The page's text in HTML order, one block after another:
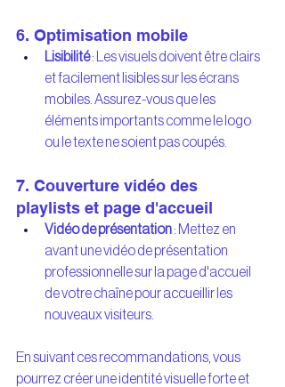
6. Optimisation mobile
Lisibilité : Les visuels doivent être clairs
et facilement lisibles sur les écrans
mobiles. Assurez-vous que les
éléments importants comme le logo
ou le texte ne soient pas coupés.
7. Couverture vidéo des
playlists et page d'accueil
Vidéo de présentation : Mettez en
avant une vidéo de présentation
professionnelle sur la page d'accueil
de votre chaîne pour accueillir les
nouveaux visiteurs.
En suivant ces recommandations, vous
pourrez créer une identité visuelle forte et